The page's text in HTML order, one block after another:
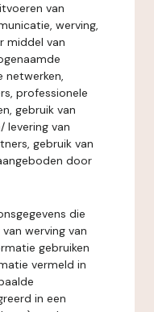
van
werving,
middel van
netwerken,
professionele
gebruik van
levering van
gebruik van
door
die
werving van
gebruiken
vermeld in
in een